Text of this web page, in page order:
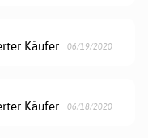
Käufer 06/19/2020
Käufer 06/18/2020